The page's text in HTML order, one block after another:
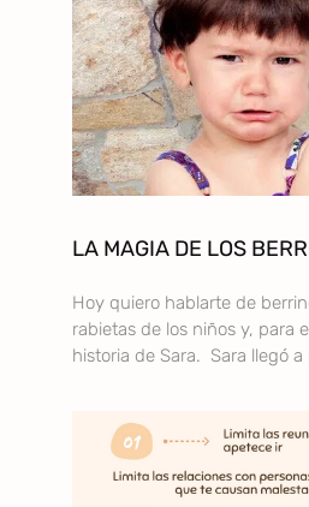
LA MAGIA DE LOS
Hoy quiero hablarte de
rabietas de los niños y, para
historia de Sara. Sara llegó